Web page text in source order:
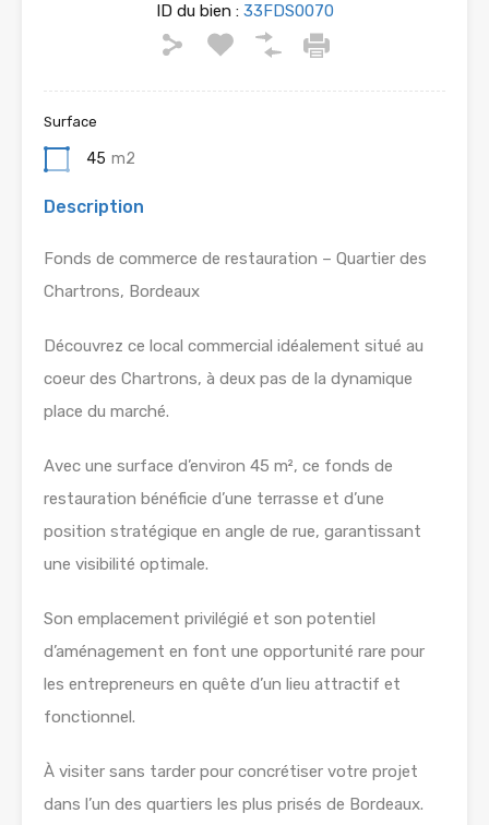
ID du bien :33FDS0070
Surface
45 m2
Description
Fonds de commerce de restauration – Quartier des
Chartrons, Bordeaux
Découvrez ce local commercial idéalement situé au
coeur des Chartrons, à deux pas de la dynamique
place du marché.
Avec une surface d’environ 45 m², ce fonds de
restauration bénéficie d’une terrasse et d’une
position stratégique en angle de rue, garantissant
une visibilité optimale.
Son emplacement privilégié et son potentiel
d’aménagement en font une opportunité rare pour
les entrepreneurs en quête d’un lieu attractif et
fonctionnel.
À visiter sans tarder pour concrétiser votre projet
dans l’un des quartiers les plus prisés de Bordeaux.